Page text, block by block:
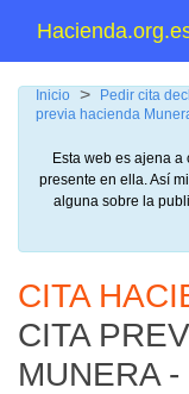
Inicio > Pedir cita
previa hacienda
Esta web es ajena
presente en ella. Así
alguna sobre la
CITA
CITA
MUNERA